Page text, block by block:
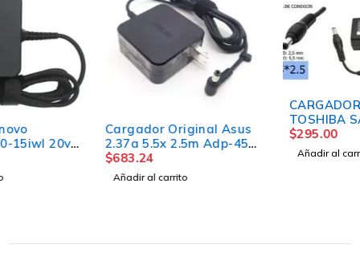
Cargador Original Asus
2.37a 5.5x 2.5m Adp-45w
CARGADOR ORIGINAL
TOSHIBA SATELLITE 19V
3.42a 65W
$295.00
Añadir al carrito